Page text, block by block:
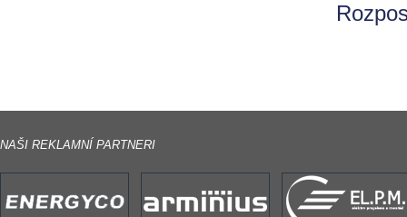
NAŠI REKLAMNÍ PARTNERI